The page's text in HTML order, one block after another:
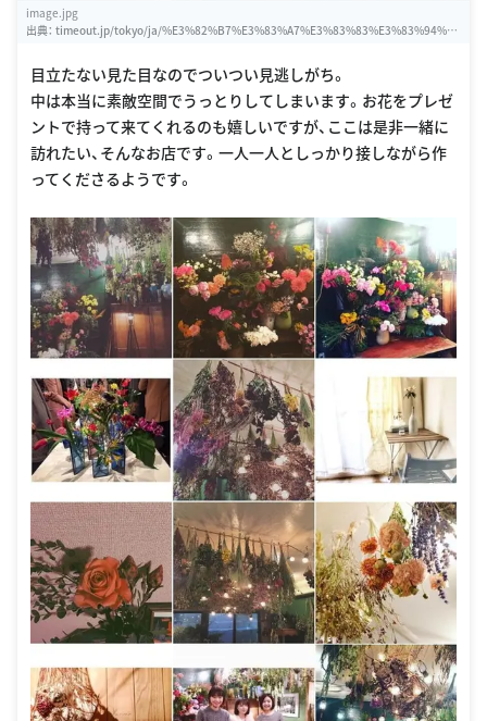
image.jpg
出典： timeout.jp/tokyo/ja/%E3%82%B7%E3%83%A7%E3%83%83%E3%83%94%E
目立たない見た目なのでついつい見逃しがち。
中は本当に素敵空間でうっとりしてしまいます。お花をプレゼ
ントで持って来てくれるのも嬉しいですが、ここは是非一緒に
訪れたい、そんなお店です。一人一人としっかり接しながら作
ってくださるようです。